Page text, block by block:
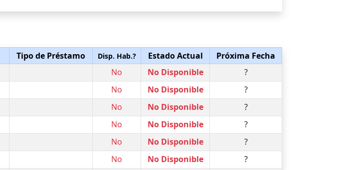
Tipo de Préstamo Disp. Hab.? Estado Actual
Próxima Fecha
No No Disponible
?
No No Disponible
?
No No Disponible
?
No No Disponible
?
No No Disponible
?
No No Disponible
?